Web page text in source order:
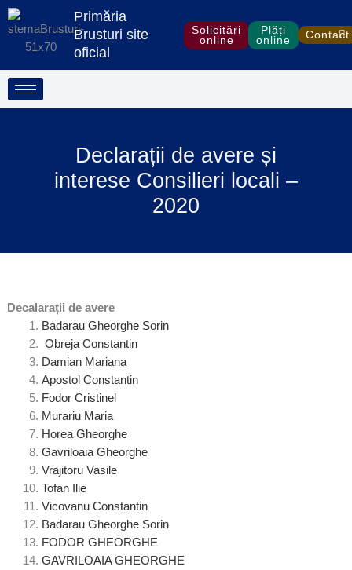
Treci
conținut
Primăria
Brusturi site
oficial
Solicitări
online
Plăți
online
Contact
Declarații de avere și
interese Consilieri locali –
2020
Decalarații de avere
Badarau Gheorghe Sorin
Obreja Constantin
Damian Mariana
Apostol Constantin
Fodor Cristinel
Murariu Maria
Horea Gheorghe
Gavriloaia Gheorghe
Vrajitoru Vasile
Tofan Ilie
Vicovanu Constantin
Badarau Gheorghe Sorin
FODOR GHEORGHE
GAVRILOAIA GHEORGHE